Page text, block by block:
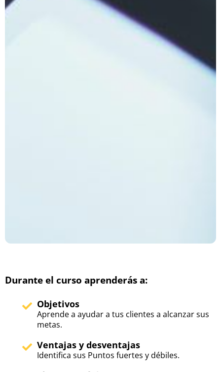
Durante el curso aprenderás a:
Objetivos
Aprende a ayudar a tus clientes a alcanzar sus
metas.
Ventajas y desventajas
Identifica sus Puntos fuertes y débiles.